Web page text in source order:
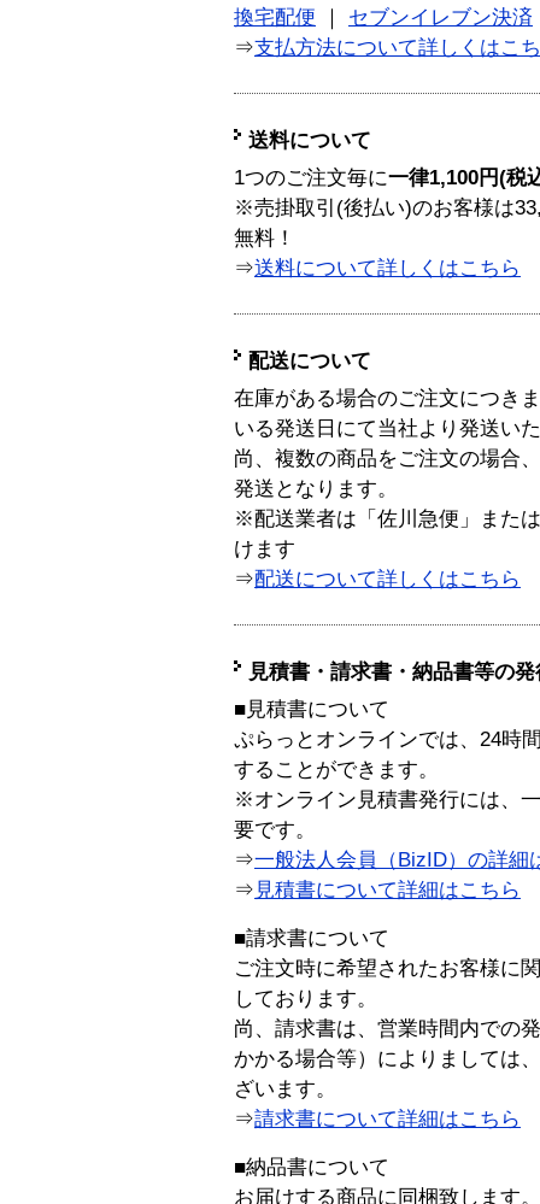
換宅配便
セブンイレブン決済
⇒支払方法について詳しくはこ
送料について
1つのご注文毎に一律1,100円(税
※売掛取引(後払い)のお客様は
無料！
⇒送料について詳しくはこちら
配送について
在庫がある場合のご注文につき
いる発送日にて当社より発送い
尚、複数の商品をご注文の場合
発送となります。
※配送業者は「佐川急便」また
けます
⇒配送について詳しくはこちら
見積書・請求書・納品書等の
■見積書について
ぷらっとオンラインでは、24時
することができます。
※オンライン見積書発行には、
要です。
⇒一般法人会員（BizID）の詳細
⇒ 見積書について詳細はこちら
■請求書について
ご注文時に希望されたお客様に
しております。
尚、請求書は、営業時間内での
かかる場合等）によりましては
ざいます。
⇒請求書について詳細はこちら
■納品書について
お届けする商品に同梱致します。